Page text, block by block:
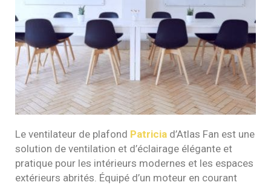
Le ventilateur de plafond Patricia d’Atlas Fan est une
solution de ventilation et d’éclairage élégante et
pratique pour les intérieurs modernes et les espaces
extérieurs abrités. Équipé d’un moteur en courant